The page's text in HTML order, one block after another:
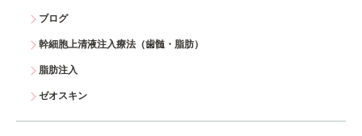
ブログ
幹細胞上清液注入療法（歯髄・脂肪）
脂肪注入
ゼオスキン